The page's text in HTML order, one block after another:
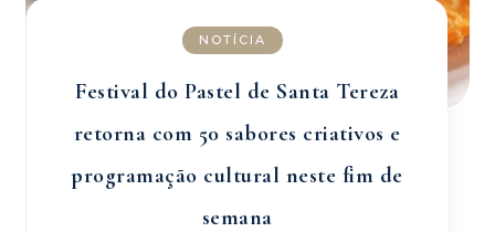
NOTÍCIA
Festival do Pastel de Santa Tereza
retorna com 50 sabores criativos e
programação cultural neste fim de
semana